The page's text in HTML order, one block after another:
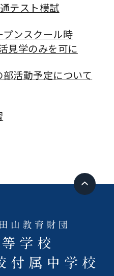
テスト模試
プンスクール時
見学のみを可に
活動予定について